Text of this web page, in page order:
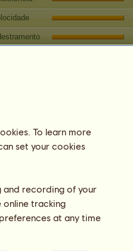
Esta égua é especializada em
Equitação do Oeste
Cobrições:2
Árvore genealógica
To learn more
set your cookies
and recording of your
online tracking
at any time